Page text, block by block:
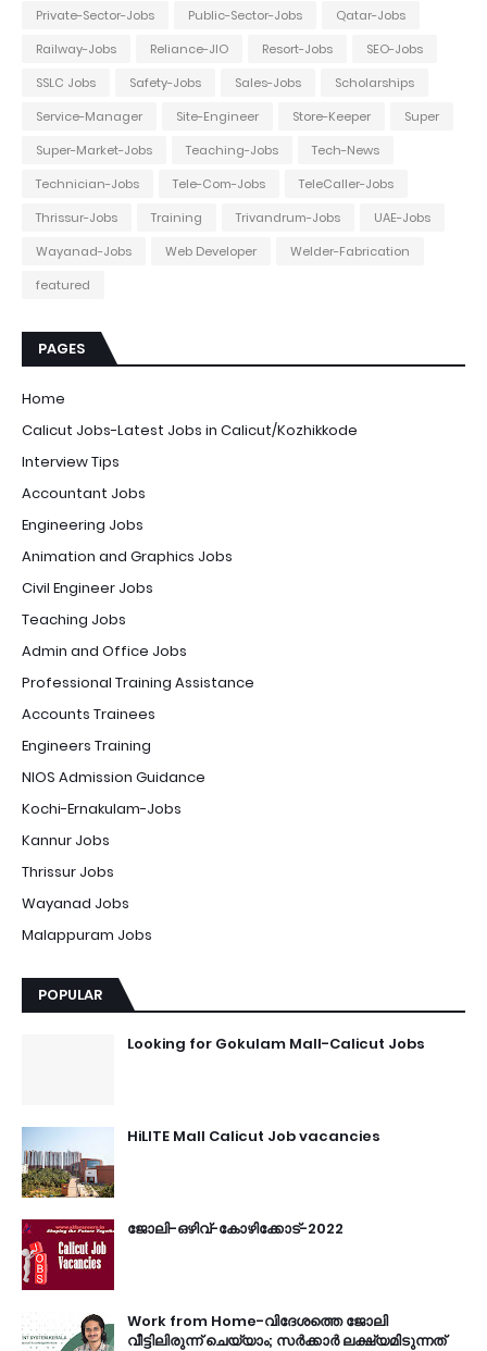
Private-Sector-Jobs
Public-Sector-Jobs
Qatar-Jobs
Railway-Jobs
Reliance-JIO Resort-Jobs
SEO-Jobs
SSLC Jobs
Safety-Jobs Sales-Jobs
Scholarships
Service-Manager
Site-Engineer Store-Keeper
Super
Super-Market-Jobs
Teaching-Jobs
Tech-News
Technician-Jobs
Tele-Com-Jobs
TeleCaller-Jobs
Thrissur-Jobs
Training Trivandrum-Jobs
UAE-Jobs
Wayanad-Jobs
Web Developer
Welder-Fabrication
featured
PAGES
Home
Calicut Jobs-Latest Jobs in Calicut/Kozhikkode
Interview Tips
Accountant Jobs
Engineering Jobs
Animation and Graphics Jobs
Civil Engineer Jobs
Teaching Jobs
Admin and Office Jobs
Professional Training Assistance
Accounts Trainees
Engineers Training
NIOS Admission Guidance
Kochi-Ernakulam-Jobs
Kannur Jobs
Thrissur Jobs
Wayanad Jobs
Malappuram Jobs
POPULAR
Looking for Gokulam Mall-Calicut Jobs
HiLITE Mall Calicut Job vacancies
ജോലി-ഒഴിവ്-കോഴിക്കോട്-2022
Work from Home-വിദേശത്തെ ജോലി
വീട്ടിലിരുന്ന് ചെയ്യാം; സർക്കാർ ലക്ഷ്യമിടുന്നത്